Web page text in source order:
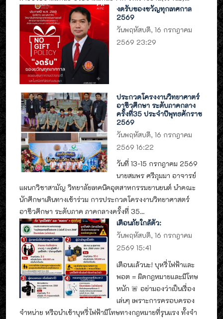
งดรับของขวัญทุกเทศกาล
2569
วันพฤหัสบดี, 16 กรกฎาคม
2569 23:29
ประกวดโครงงานวิทยาศาตร์
อาชีวศึกษา ระดับภาคกลาง
ครั้งที่35 ประจำปีพุทธศักราช
2569
วันพฤหัสบดี, 16 กรกฎาคม
2569 16:22
วันที่ 13-15 กรกฎาคม 2569
นายสมพร ศรีภุมมา อาจารย์
แผนกวิชาสามัญ วิทยาลัยเทคนิคอุตสาหกรรมยานยนต์ นำคณะ
นักศึกษาเดินทางเข้าร่วม การประกวดโครงงานวิทยาศาสตร์
อาชีวศึกษา ระดับภาค ภาคกลางครั้งที่ 35...
เตือนภัยใกล้ตัว:
วันพฤหัสบดี, 16 กรกฎาคม
2569 15:41
เตือนแล้วนะ! บุหรี่ไฟฟ้าและ
พอต = ผิดกฎหมายและมีโทษ
หนัก 🚨 อย่ามองว่าเป็นเรื่อง
เล่นๆ เพราะการครอบครอง
จำหน่าย หรือนำเข้าบุหรี่ไฟฟ้ามีโทษทางกฎหมายที่รุนแรง ทั้งจำ